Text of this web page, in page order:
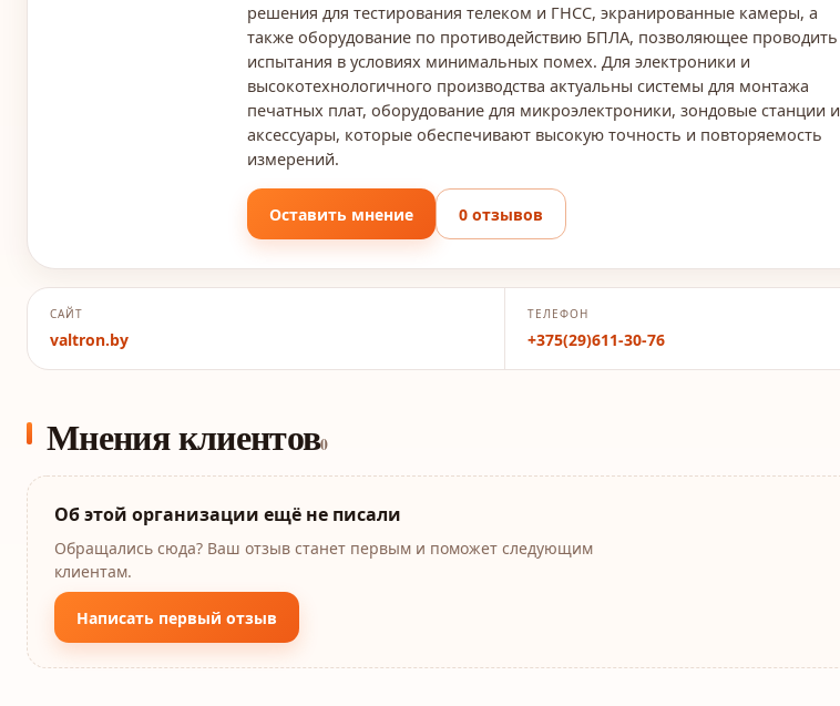
решения для тестирования телеком и ГНСС, экранированные камеры, а
также оборудование по противодействию БПЛА, позволяющее проводить
испытания в условиях минимальных помех. Для электроники и
высокотехнологичного производства актуальны системы для монтажа
печатных плат, оборудование для микроэлектроники, зондовые станции и
аксессуары, которые обеспечивают высокую точность и повторяемость
измерений.
Оставить мнение 0 отзывов
САЙТ
valtron.by
ТЕЛЕФОН
+375(29)611-30-76
Мнения клиентов0
Об этой организации ещё не писали
Обращались сюда? Ваш отзыв станет первым и поможет следующим
клиентам.
Написать первый отзыв